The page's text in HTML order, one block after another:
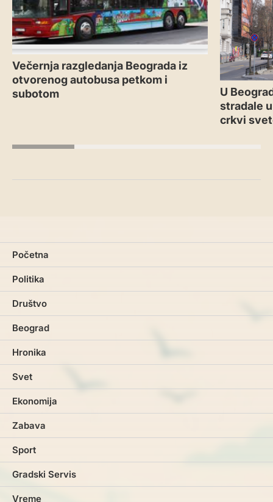
Večernja razgledanja Beograda iz
otvorenog autobusa petkom i
subotom
U
stradale
crkvi
Početna
Politika
Društvo
Beograd
Hronika
Svet
Ekonomija
Zabava
Sport
Gradski Servis
Vreme